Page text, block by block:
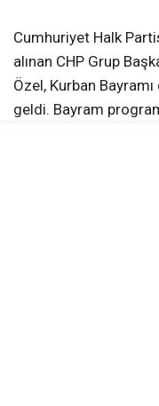
Cumhuriyet Halk
alınan CHP Grup
Özel, Kurban
geldi. Bayram